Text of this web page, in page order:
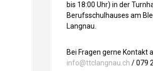
bis 18:00 Uhr) in der
Berufsschulhauses am
Langnau.
Bei Fragen gerne Kontakt
info@ttclangnau.ch / 079